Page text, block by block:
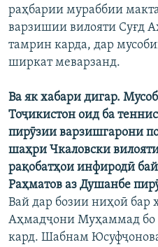
раҳбарии мураббии
варзишии вилояти Суғд
тамрин карда, дар
ширкат меварзанд.
Ва як хабари дигар.
Тоҷикистон оид ба
пирӯзии варзишгарони
шаҳри Чкаловски
рақобатҳои инфиродӣ
Раҳматов аз Душанбе
Вай дар бозии ниҳоӣ бар
Аҳмадҷони Муҳаммад бо
кард. Шабнам